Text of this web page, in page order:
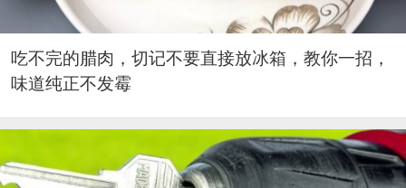
吃不完的腊肉，切记不要直接放冰箱，教你一招，
味道纯正不发霉